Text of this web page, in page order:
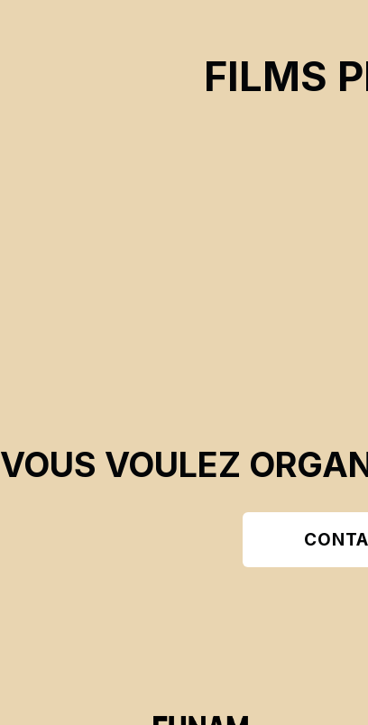
FILMS
VOUS VOULEZ